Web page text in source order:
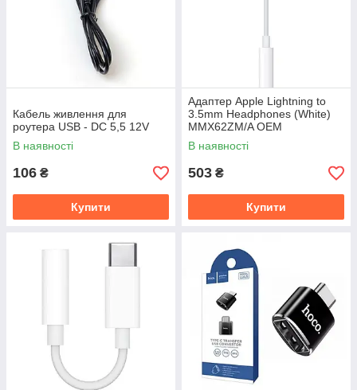
Кабель живлення для
роутера USB - DC 5,5 12V
В наявності
106 ₴
Купити
Адаптер Apple Lightning to
3.5mm Headphones (White)
MMX62ZM/A OEM
В наявності
503 ₴
Купити